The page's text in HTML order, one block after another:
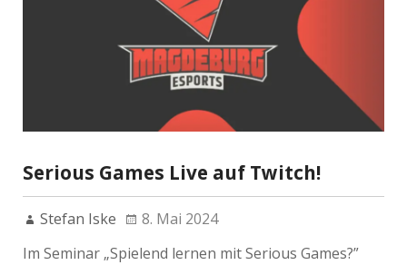
Serious Games Live auf Twitch!
Stefan Iske
8. Mai 2024
Im Seminar „Spielend lernen mit Serious Games?”